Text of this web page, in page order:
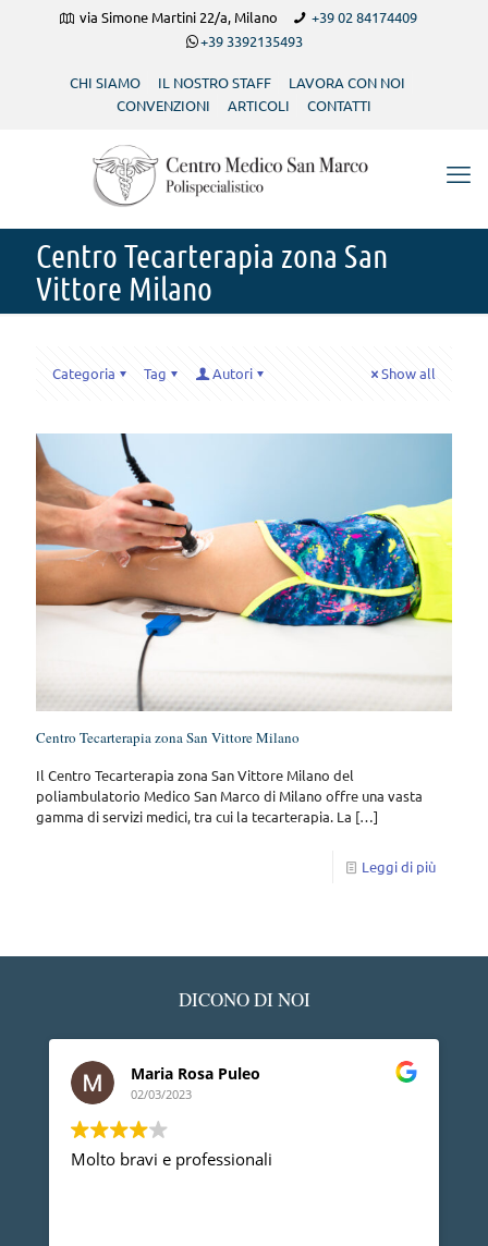
via Simone Martini 22/a, Milano
+39 02 84174409
+39 3392135493
CHI SIAMO IL NOSTRO STAFF
LAVORA CON NOI
CONVENZIONI
ARTICOLI CONTATTI
Centro Tecarterapia zona San
Vittore Milano
Categoria Tag Autori Show all
Centro Tecarterapia zona San Vittore Milano
Il Centro Tecarterapia zona San Vittore Milano del
poliambulatorio Medico San Marco di Milano offre una vasta
gamma di servizi medici, tra cui la tecarterapia. La […]
Leggi di più
DICONO DI NOI
Maria Rosa Puleo
02/03/2023
Molto bravi e professionali